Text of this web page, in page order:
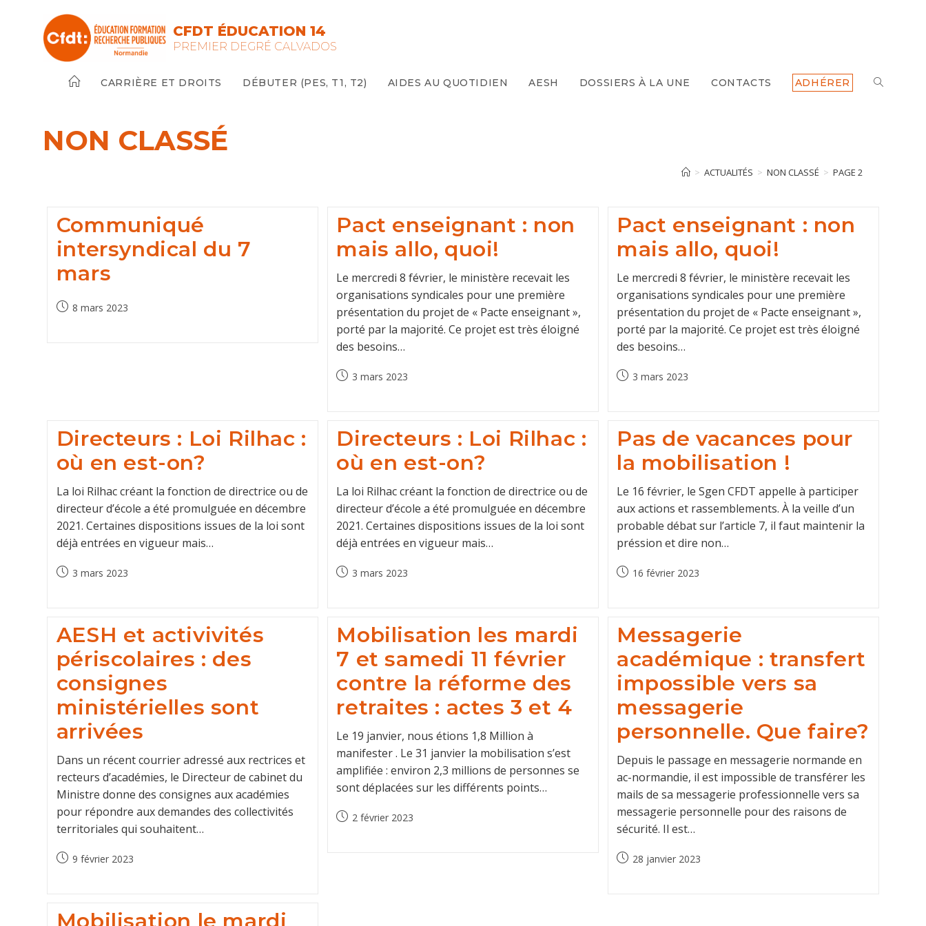
CFDT ÉDUCATION 14
PREMIER DEGRÉ CALVADOS
CARRIÈRE ET DROITS DÉBUTER (PES, T1, T2) AIDES AU QUOTIDIEN AESH DOSSIERS À LA UNE CONTACTS ADHÉRER TOGGLE
NON CLASSÉ
> ACTUALITÉS > NON CLASSÉ > PAGE 2
Communiqué
intersyndical du 7
mars
Post8 mars 2023
Pact enseignant : non
mais allo, quoi!
Le mercredi 8 février, le ministère recevait les
organisations syndicales pour une première
présentation du projet de « Pacte enseignant »,
porté par la majorité. Ce projet est très éloigné
des besoins…
Post3 mars 2023
Pact enseignant : non
mais allo, quoi!
Le mercredi 8 février, le ministère recevait les
organisations syndicales pour une première
présentation du projet de « Pacte enseignant »,
porté par la majorité. Ce projet est très éloigné
des besoins…
Post3 mars 2023
Directeurs : Loi Rilhac :
où en est-on?
La loi Rilhac créant la fonction de directrice ou de
directeur d’école a été promulguée en décembre
2021. Certaines dispositions issues de la loi sont
déjà entrées en vigueur mais…
Post3 mars 2023
Directeurs : Loi Rilhac :
où en est-on?
La loi Rilhac créant la fonction de directrice ou de
directeur d’école a été promulguée en décembre
2021. Certaines dispositions issues de la loi sont
déjà entrées en vigueur mais…
Post3 mars 2023
Pas de vacances pour
la mobilisation !
Le 16 février, le Sgen CFDT appelle à participer
aux actions et rassemblements. À la veille d’un
probable débat sur l’article 7, il faut maintenir la
préssion et dire non…
Post16 février 2023
AESH et activivités
périscolaires : des
consignes
ministérielles sont
arrivées
Dans un récent courrier adressé aux rectrices et
recteurs d’académies, le Directeur de cabinet du
Ministre donne des consignes aux académies
pour répondre aux demandes des collectivités
territoriales qui souhaitent…
Post9 février 2023
Mobilisation les mardi
7 et samedi 11 février
contre la réforme des
retraites : actes 3 et 4
Le 19 janvier, nous étions 1,8 Million à
manifester . Le 31 janvier la mobilisation s’est
amplifiée : environ 2,3 millions de personnes se
sont déplacées sur les différents points…
Post2 février 2023
Messagerie
académique : transfert
impossible vers sa
messagerie
personnelle. Que faire?
Depuis le passage en messagerie normande en
ac-normandie, il est impossible de transférer les
mails de sa messagerie professionnelle vers sa
messagerie personnelle pour des raisons de
sécurité. Il est…
Post28 janvier 2023
Mobilisation le mardi